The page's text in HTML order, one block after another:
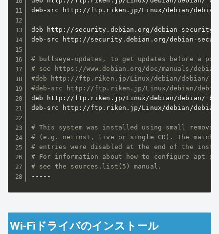
deb-src http://ftp.riken.jp/Linux/debian/
deb http://security.debian.org/debian-security
deb-src http://security.debian.org/debian-
# bullseye-updates, to get updates before a
# see https://www.debian.org/doc/manuals/
#deb http://ftp.riken.jp/Linux/debian/debian/
#deb-src http://ftp.riken.jp/Linux/debian/
deb http://ftp.riken.jp/Linux/debian/debian/
deb-src http://ftp.riken.jp/Linux/debian/debian/
# This system was installed using small
# (e.g. netinst, live or single CD). The
# entries were disabled at the end of the
# For information about how to configure apt
# see the sources.list(5) manual.
-----
Wi-Fiドライバのインストール